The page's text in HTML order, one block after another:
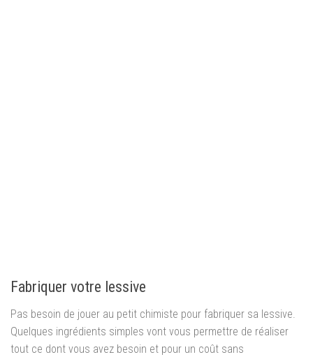
Fabriquer votre lessive
Pas besoin de jouer au petit chimiste pour fabriquer sa lessive.
Quelques ingrédients simples vont vous permettre de réaliser
tout ce dont vous avez besoin et pour un coût sans